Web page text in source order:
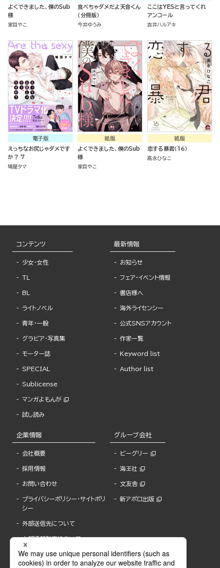
よくできました、僕のSub
様
家目やこ
食べちゃダメだよ天音くん
（分冊版）
今井ゆうみ
ここはYESと言ってくれ
アンコール
吉井ハルアキ
電子版
えっちなお尻じゃダメです
か？ 7
鳩屋タマ
紙版
よくできました、僕のSub
様
家目やこ
紙版
恋する暴君（１６）
高永ひなこ
コンテンツ
少女・女性
TL
BL
ライトノベル
青年・一般
グラビア・写真集
モーター誌
SPECIAL
Sublicense
マンガよもんが
試し読み
最新情報
お知らせ
フェア・イベント情報
書店様へ
海外ライセンシー
公式SNSアカウント
作家一覧
Keyword list
Author list
企業情報
会社概要
採用情報
お問い合わせ
プライバシーポリシー・サイトポリ
シー
外部送信先について
内部通報制度について
グループ会社
ビーグリー
海王社
文友舎
新アポロ出版